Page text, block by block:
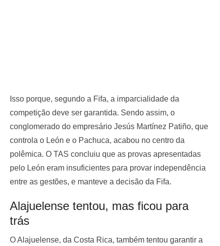
Isso porque, segundo a Fifa, a imparcialidade da
competição deve ser garantida. Sendo assim, o
conglomerado do empresário Jesús Martínez Patiño, que
controla o León e o Pachuca, acabou no centro da
polêmica. O TAS concluiu que as provas apresentadas
pelo León eram insuficientes para provar independência
entre as gestões, e manteve a decisão da Fifa.
Alajuelense tentou, mas ficou para
trás
O Alajuelense, da Costa Rica, também tentou garantir a